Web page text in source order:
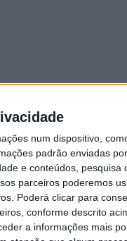
num dispositivo,
padrão enviadas
e conteúdos, pesquisa
parceiros poderemos
Poderá clicar para
conforme descrito
a informações mais
do Lobitos
suas ordens o ala